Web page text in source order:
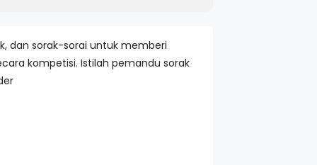
dan sorak-sorai untuk memberi
kompetisi. Istilah pemandu sorak